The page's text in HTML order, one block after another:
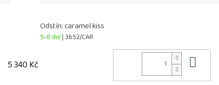
Odstín: caramel kiss
5-8 dní| 3652/CAR
5 340 Kč